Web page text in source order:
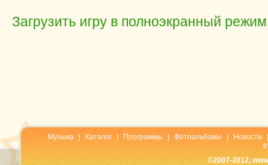
Загрузить игру в полноэкранный режим
Музыка Каталог Программы Фотоальбомы Новости
©2007-2012,